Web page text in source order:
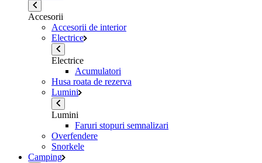
Accesorii
Accesorii de interior
Electrice
Electrice
Acumulatori
Husa roata de rezerva
Lumini
Lumini
Faruri stopuri semnalizari
Overfendere
Snorkele
Camping